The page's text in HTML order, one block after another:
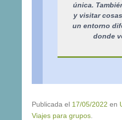
única.
y visitar
un entorno
donde
Publicada el 17/05/2022 en
Viajes para grupos